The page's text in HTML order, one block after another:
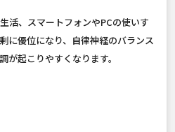
活、スマートフォンやPCの使いす
に優位になり、自律神経のバランス
が起こりやすくなります。